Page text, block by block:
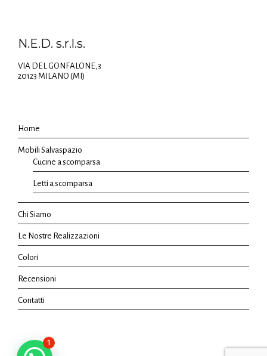
N.E.D. s.r.l.s.
VIA DEL GONFALONE,3
20123 MILANO (MI)
Home
Mobili Salvaspazio
Cucine a scomparsa
Letti a scomparsa
Chi Siamo
Le Nostre Realizzazioni
Colori
Recensioni
Contatti
1